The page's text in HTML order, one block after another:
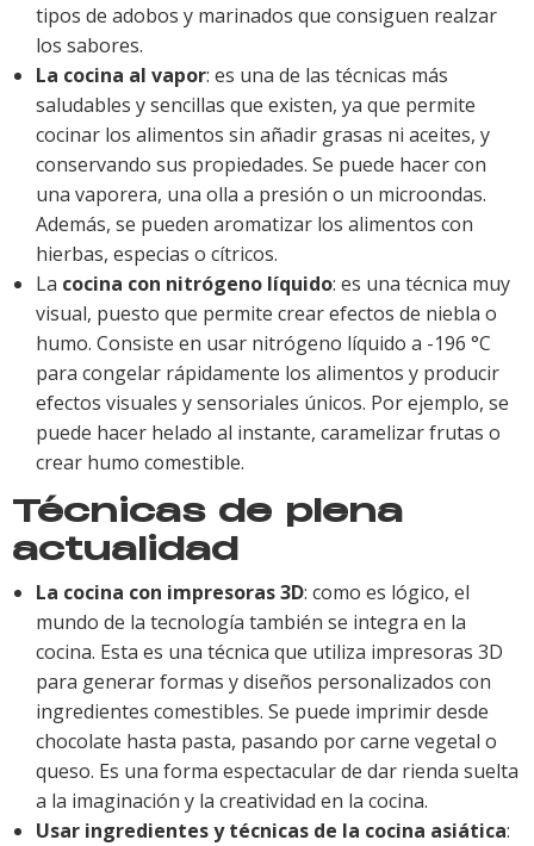
tipos de adobos y marinados que consiguen realzar
los sabores.
La cocina al vapor: es una de las técnicas más
saludables y sencillas que existen, ya que permite
cocinar los alimentos sin añadir grasas ni aceites, y
conservando sus propiedades. Se puede hacer con
una vaporera, una olla a presión o un microondas.
Además, se pueden aromatizar los alimentos con
hierbas, especias o cítricos.
La cocina con nitrógeno líquido: es una técnica muy
visual, puesto que permite crear efectos de niebla o
humo. Consiste en usar nitrógeno líquido a -196 °C
para congelar rápidamente los alimentos y producir
efectos visuales y sensoriales únicos. Por ejemplo, se
puede hacer helado al instante, caramelizar frutas o
crear humo comestible.
Técnicas de plena
actualidad
La cocina con impresoras 3D: como es lógico, el
mundo de la tecnología también se integra en la
cocina. Esta es una técnica que utiliza impresoras 3D
para generar formas y diseños personalizados con
ingredientes comestibles. Se puede imprimir desde
chocolate hasta pasta, pasando por carne vegetal o
queso. Es una forma espectacular de dar rienda suelta
a la imaginación y la creatividad en la cocina.
Usar ingredientes y técnicas de la cocina asiática: